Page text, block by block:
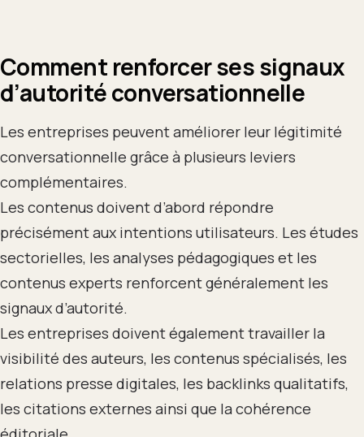
Comment renforcer ses signaux
d’autorité conversationnelle
Les entreprises peuvent améliorer leur légitimité
conversationnelle grâce à plusieurs leviers
complémentaires.
Les contenus doivent d’abord répondre
précisément aux intentions utilisateurs. Les études
sectorielles, les analyses pédagogiques et les
contenus experts renforcent généralement les
signaux d’autorité.
Les entreprises doivent également travailler la
visibilité des auteurs, les contenus spécialisés, les
relations presse digitales, les backlinks qualitatifs,
les citations externes ainsi que la cohérence